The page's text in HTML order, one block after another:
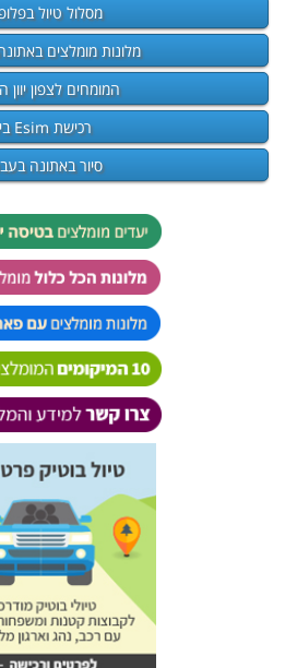
מסלול טיול
מלונות מומלצים
המומחים לצפון יוון
רכישת Esim ביוון
סיור באתונה